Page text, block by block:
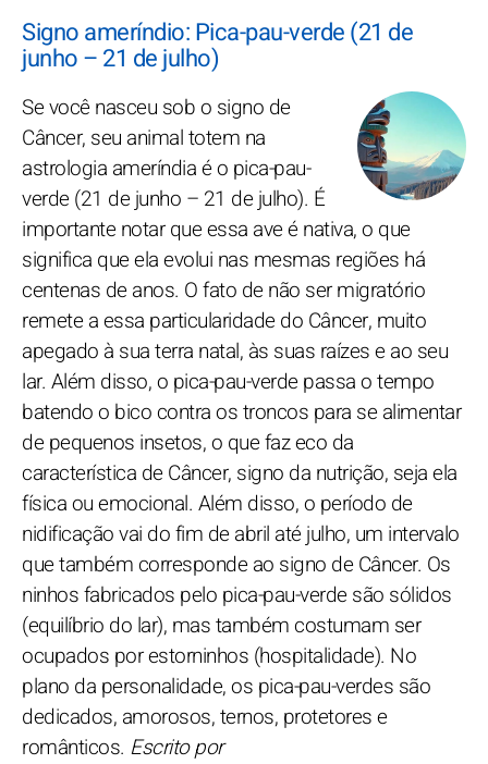
Signo ameríndio: Pica-pau-verde (21 de
junho – 21 de julho)
Se você nasceu sob o signo de
Câncer, seu animal totem na
astrologia ameríndia é o pica-pau-
verde (21 de junho – 21 de julho). É
importante notar que essa ave é nativa, o que
significa que ela evolui nas mesmas regiões há
centenas de anos. O fato de não ser migratório
remete a essa particularidade do Câncer, muito
apegado à sua terra natal, às suas raízes e ao seu
lar. Além disso, o pica-pau-verde passa o tempo
batendo o bico contra os troncos para se alimentar
de pequenos insetos, o que faz eco da
característica de Câncer, signo da nutrição, seja ela
física ou emocional. Além disso, o período de
nidificação vai do fim de abril até julho, um intervalo
que também corresponde ao signo de Câncer. Os
ninhos fabricados pelo pica-pau-verde são sólidos
(equilíbrio do lar), mas também costumam ser
ocupados por estorninhos (hospitalidade). No
plano da personalidade, os pica-pau-verdes são
dedicados, amorosos, ternos, protetores e
românticos. Escrito por